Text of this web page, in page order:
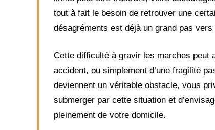
tout à fait le besoin de retrouver une
désagréments est déjà un grand pas
Cette difficulté à gravir les marches peut
accident, ou simplement d’une fragilité
deviennent un véritable obstacle, vous
submerger par cette situation et
pleinement de votre domicile.